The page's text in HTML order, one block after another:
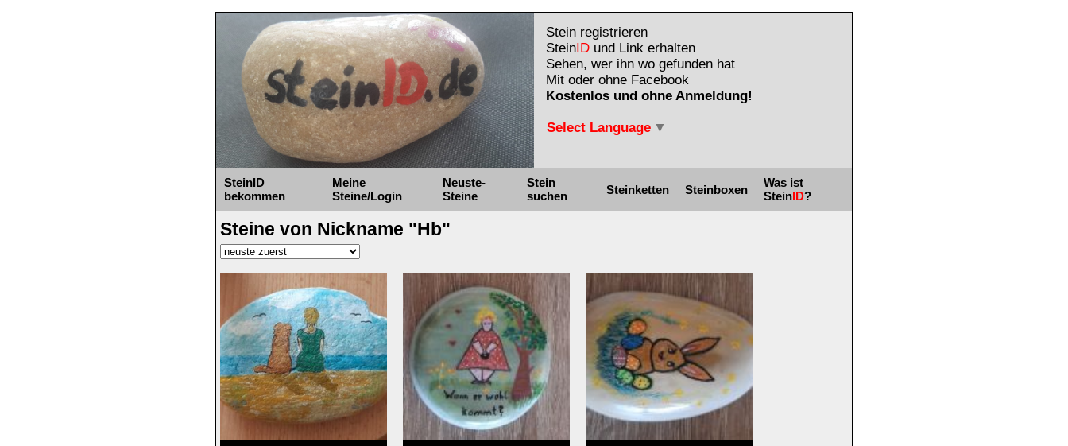
Stein registrieren
SteinID und Link erhalten
Sehen, wer ihn wo gefunden hat
Mit oder ohne Facebook
Kostenlos und ohne Anmeldung!
Select Language ▼
SteinID
bekommen
Meine
Steine/Login
Neuste-
Steine
Stein
suchen
Steinketten Steinboxen
Was ist
SteinID?
Steine von Nickname "Hb"